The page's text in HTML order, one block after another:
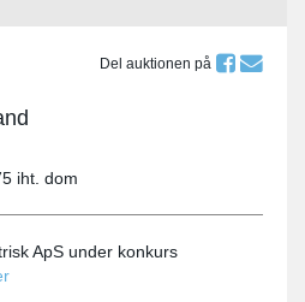
Del auktionen på
iht. dom
ApS under konkurs